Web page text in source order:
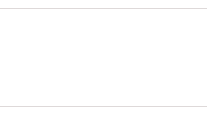
ראש הקוזה
מצליחה לשמור